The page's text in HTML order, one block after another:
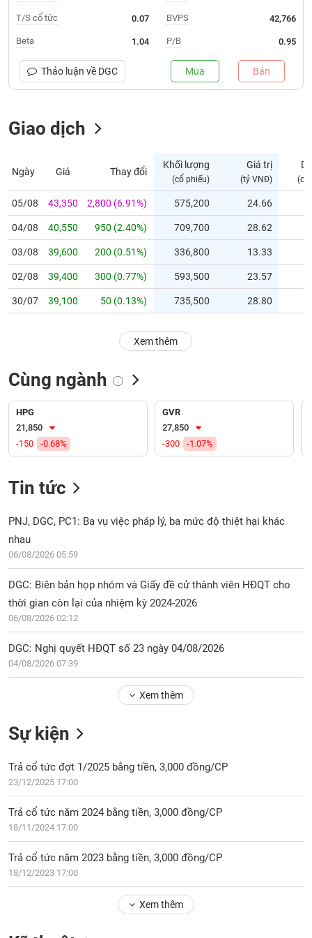
Trạng
thái
phiếu
thị
trường
yết
Niêm
mới
Niêm
yết
bổ
Hủy
dõi
biệt
Không
được
ETF
Cổ
phiếu
chi
tiết
Giao
dịch
Phân
kỹ
thuật
sơ
doanh
Tin
tức
T/S cổ tức 0.07
Beta 1.04
BVPS 42,766
P/B 0.95
Thảo luận về DGC Mua Bán
Giao dịch
Ngày Giá Thay đổi
Khối lượng
(cổ phiếu)
Giá trị
(tỷ VNĐ) (cổ
05/08 43,350 2,800 (6.91%) 575,200 24.66
04/08 40,550 950 (2.40%) 709,700 28.62
03/08 39,600 200 (0.51%) 336,800 13.33
02/08 39,400 300 (0.77%) 593,500 23.57
30/07 39,100 50 (0.13%) 735,500 28.80
Xem thêm
Cùng ngành
HPG
21,850
-150
-0.68%
GVR
27,850
-300
-1.07%
Tin tức
PNJ, DGC, PC1: Ba vụ việc pháp lý, ba mức độ thiệt hại khác
nhau
06/08/2026 05:59
DGC: Biên bản họp nhóm và Giấy đề cử thành viên HĐQT cho
thời gian còn lại của nhiệm kỳ 2024-2026
06/08/2026 02:12
DGC: Nghị quyết HĐQT số 23 ngày 04/08/2026
04/08/2026 07:39
Xem thêm
Sự kiện
Trả cổ tức đợt 1/2025 bằng tiền, 3,000 đồng/CP
23/12/2025 17:00
Trả cổ tức năm 2024 bằng tiền, 3,000 đồng/CP
18/11/2024 17:00
Trả cổ tức năm 2023 bằng tiền, 3,000 đồng/CP
18/12/2023 17:00
Xem thêm
NGÀNH
NGHIỆP
CỔ
SINH
TRÁI
PHIẾU
CÔNG
ĐẦU
TƯ
DỮ
LIỆU
TIN
MỚI
(-)
VS-
SECTOR
NĂNG
LƯỢNG
NGUYÊN
VẬT
LIỆU